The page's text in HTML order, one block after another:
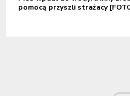
pomocą przyszli strażacy